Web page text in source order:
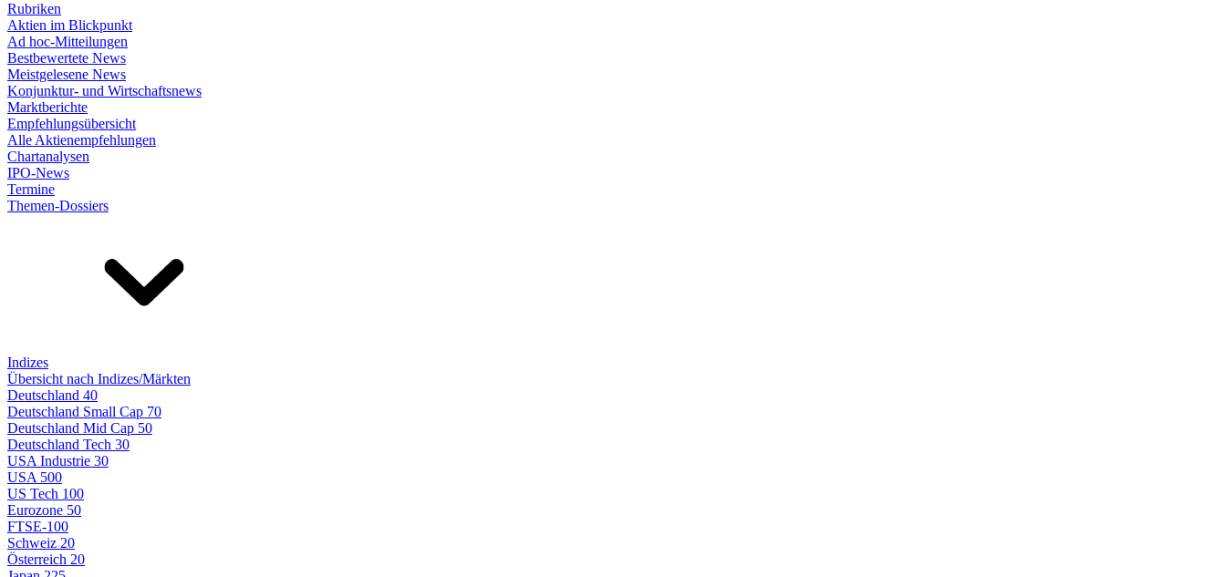
Rubriken
Aktien im Blickpunkt
Ad hoc-Mitteilungen
Bestbewertete News
Meistgelesene News
Konjunktur- und Wirtschaftsnews
Marktberichte
Empfehlungsübersicht
Alle Aktienempfehlungen
Chartanalysen
IPO-News
Termine
Themen-Dossiers
Indizes
Übersicht nach Indizes/Märkten
Deutschland 40
Deutschland Small Cap 70
Deutschland Mid Cap 50
Deutschland Tech 30
USA Industrie 30
USA 500
US Tech 100
Eurozone 50
FTSE-100
Schweiz 20
Österreich 20